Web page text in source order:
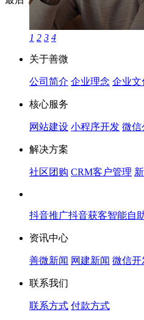
1 2 3 4
关于善微
公司简介 企业理念 企业文
核心服务
网站建设 小程序开发 微信
解决方案
社区团购 CRM客户管理
抖音推广抖音获客智能自
资讯中心
善微新闻 网建新闻 微信开
联系我们
联系方式 付款方式